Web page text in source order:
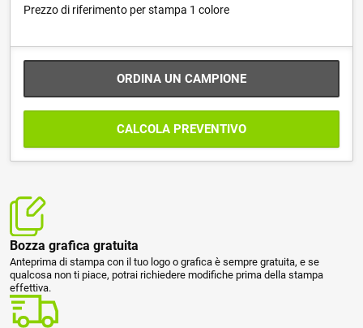
Prezzo di riferimento per stampa 1 colore
ORDINA UN CAMPIONE
CALCOLA PREVENTIVO
Bozza grafica gratuita
Anteprima di stampa con il tuo logo o grafica è sempre gratuita, e se
qualcosa non ti piace, potrai richiedere modifiche prima della stampa
effettiva.